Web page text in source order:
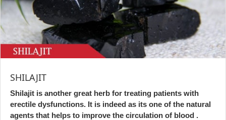
SHILAJIT
Shilajit is another great herb for treating patients with
erectile dysfunctions. It is indeed as its one of the natural
agents that helps to improve the circulation of blood .